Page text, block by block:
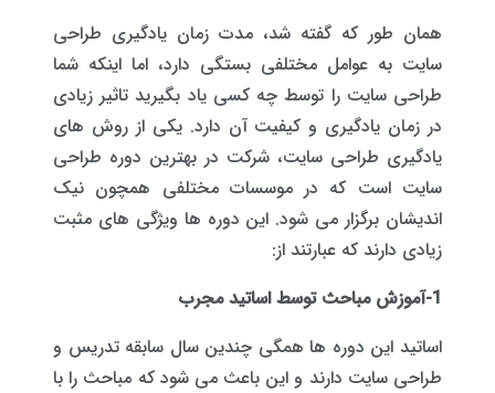
همان طور که گفته شد، مدت زمان یادگیری طراحی
سایت به عوامل مختلفی بستگی دارد، اما اینکه شما
طراحی سایت را توسط چه کسی یاد بگیرید تاثیر زیادی
در زمان یادگیری و کیفیت آن دارد. یکی از روش های
یادگیری طراحی سایت، شرکت در بهترین دوره طراحی
سایت است که در موسسات مختلفی همچون نیک
اندیشان برگزار می شود. این دوره ها ویژگی های مثبت
زیادی دارند که عبارتند از:
1-آموزش مباحث توسط اساتید مجرب
اساتید این دوره ها همگی چندین سال سابقه تدریس و
طراحی سایت دارند و این باعث می شود که مباحث را با